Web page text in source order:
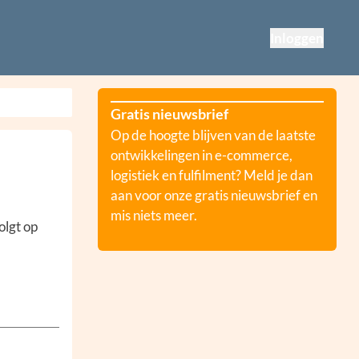
op
Gratis nieuwsbrief
Op de hoogte blijven van de laatste
ontwikkelingen in e-commerce,
logistiek en fulfilment? Meld je dan
aan voor onze gratis nieuwsbrief en
mis niets meer.